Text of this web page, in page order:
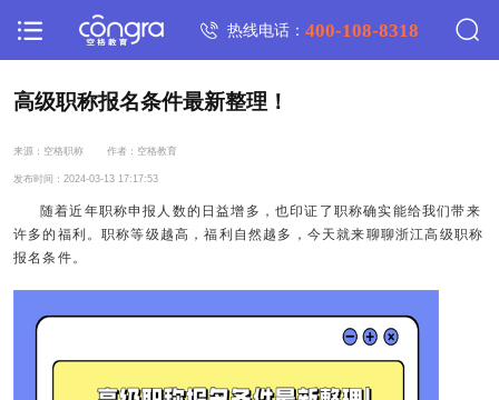
热线电话：400-108-8318
高级职称报名条件最新整理！
来源：空格职称 作者：空格教育
发布时间：2024-03-13 17:17:53
随着近年职称申报人数的日益增多，也印证了职称确实能给我们带来
许多的福利。职称等级越高，福利自然越多，今天就来聊聊浙江高级职称
报名条件。